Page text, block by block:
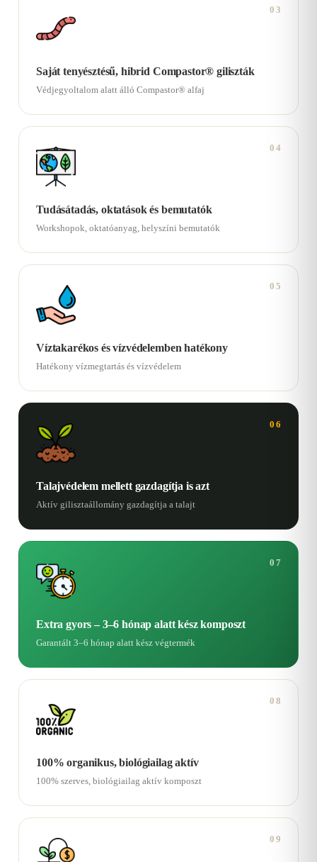
03
Saját tenyésztésű, hibrid Compastor® giliszták
Védjegyoltalom alatt álló Compastor® alfaj
04
Tudásátadás, oktatások és bemutatók
Workshopok, oktatóanyag, helyszíni bemutatók
05
Víztakarékos és vízvédelemben hatékony
Hatékony vízmegtartás és vízvédelem
06
Talajvédelem mellett gazdagítja is azt
Aktív gilisztaállomány gazdagítja a talajt
07
Extra gyors – 3–6 hónap alatt kész komposzt
Garantált 3–6 hónap alatt kész végtermék
08
100% organikus, biológiailag aktív
100% szerves, biológiailag aktív komposzt
09